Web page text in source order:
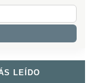
LEÍDO